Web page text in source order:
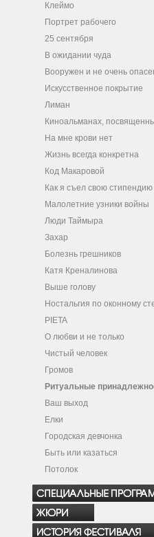
Клеймо
Портрет рабочего
25 сентября
В ожидании чуда
Вооружен и не очень
Искусственное покрытие
Лиман
Киноальманах,
На мне крови нет
Жизнь всегда конкретна
Код Макаровой
Как я съел свою стипендию
Малолетние узники войны
Люди Таймыра
Захар
Болезнь грешников
Катя Креналинова
Выше голову
Ностальгия по оконному
PIETA
О любви и не только
Чистый человек
Громов
Ритуальные
Ваш выход
Елки
Городская девчонка
Быть или казаться
Потолок